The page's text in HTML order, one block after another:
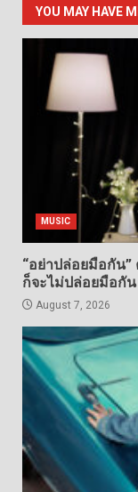
YOU MAY HAVE
MUSIC
“อย่าปล่อยมือกัน
ก็จะไม่ปล่อยมือกั
August 7, 2026